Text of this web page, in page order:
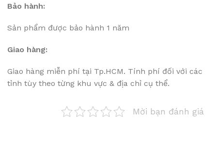
Bảo hành:
Sản phẩm được bảo hành 1 năm
Giao hàng:
Giao hàng miễn phí tại Tp.HCM. Tính phí đối với các
tỉnh tùy theo từng khu vực & địa chỉ cụ thể.
Mời bạn đánh giá